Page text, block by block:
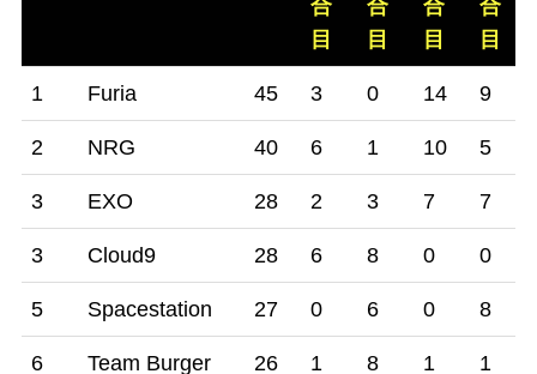
合
目
合
目
合
目
合
目
順
位
チーム
合
計
1
試
合
目
2
試
合
目
3
試
合
目
4
試
合
目
1 Furia 45 3 0 14 9
2 NRG 40 6 1 10 5
3 EXO 28 2 3 7 7
3 Cloud9 28 6 8 0 0
5 Spacestation 27 0 6 0 8
6 Team Burger 26 1 8 1 1